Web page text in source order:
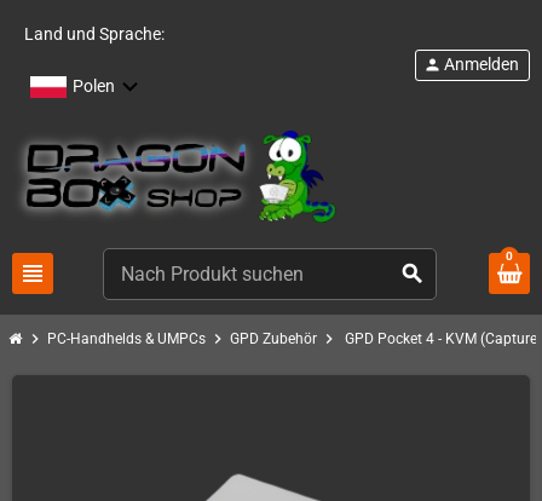
Land und Sprache:
Polen
view_headline search
person Anmelden
0
chevron_right PC-Handhelds & UMPCs chevron_right GPD Zubehör chevron_right GPD Pocket 4 - KVM